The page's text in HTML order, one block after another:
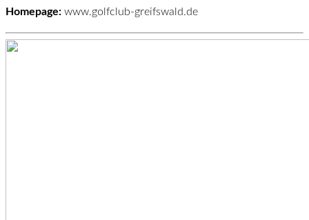
Homepage: www.golfclub-greifswald.de